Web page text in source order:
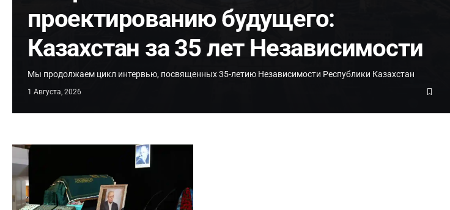
проектированию будущего:
Казахстан за 35 лет Независимости
Мы продолжаем цикл интервью, посвященных 35-летию Независимости Республики Казахстан
1 Августа, 2026